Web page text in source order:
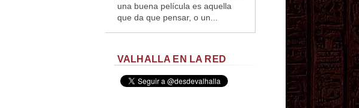
una buena película es aquella
que da que pensar, o un...
VALHALLA EN LA RED